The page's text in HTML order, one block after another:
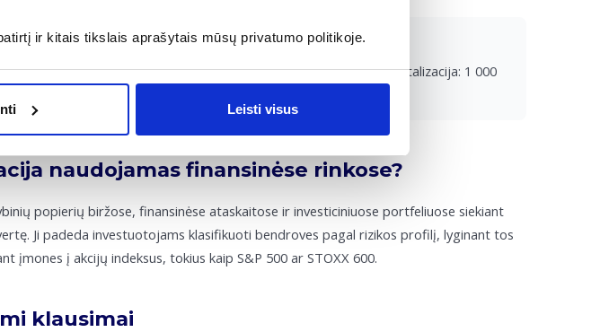
ir kitais tikslais aprašytais mūsų privatumo politikoje.
Leisti visus
o dabartinė vienos akcijos kaina biržoje siekia 50 EUR. Rinkos kapitalizacija: 1 000
naudojamas finansinėse rinkose?
popierių biržose, finansinėse ataskaitose ir investiciniuose portfeliuose siekiant
Ji padeda investuotojams klasifikuoti bendroves pagal rizikos profilį, lyginant tos
įmones į akcijų indeksus, tokius kaip S&P 500 ar STOXX 600.
klausimai